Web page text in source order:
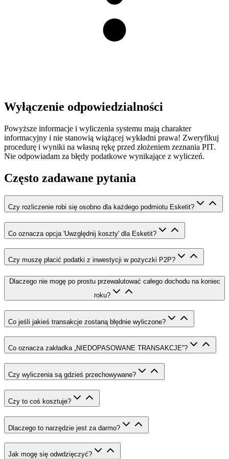
Wyłączenie odpowiedzialności
Powyższe informacje i wyliczenia systemu mają charakter
informacyjny i nie stanowią wiążącej wykładni prawa! Zweryfikuj
procedurę i wyniki na własną rękę przed złożeniem zeznania PIT.
Nie odpowiadam za błędy podatkowe wynikające z wyliczeń.
Często zadawane pytania
Czy rozliczenie robi się osobno dla każdego podmiotu Esketit?
Co oznacza opcja 'Uwzględnij koszty' dla Esketit?
Czy muszę płacić podatki z inwestycji w pożyczki P2P?
Dlaczego nie mogę po prostu przewalutować całego dochodu na koniec
roku?
Co jeśli jakieś transakcje zostaną błędnie wyliczone?
Co oznacza zakładka „NIEDOPASOWANE TRANSAKCJE”?
Czy wyliczenia są gdzieś przechowywane?
Czy to coś kosztuje?
Dlaczego to narzędzie jest za darmo?
Jak mogę się odwdzięczyć?